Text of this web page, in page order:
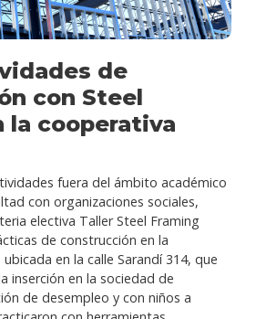
de
con Steel
la cooperativa
fuera del ámbito académico
con organizaciones sociales,
electiva Taller Steel Framing
de construcción en la
en la calle Sarandí 314, que
inserción en la sociedad de
de desempleo y con niños a